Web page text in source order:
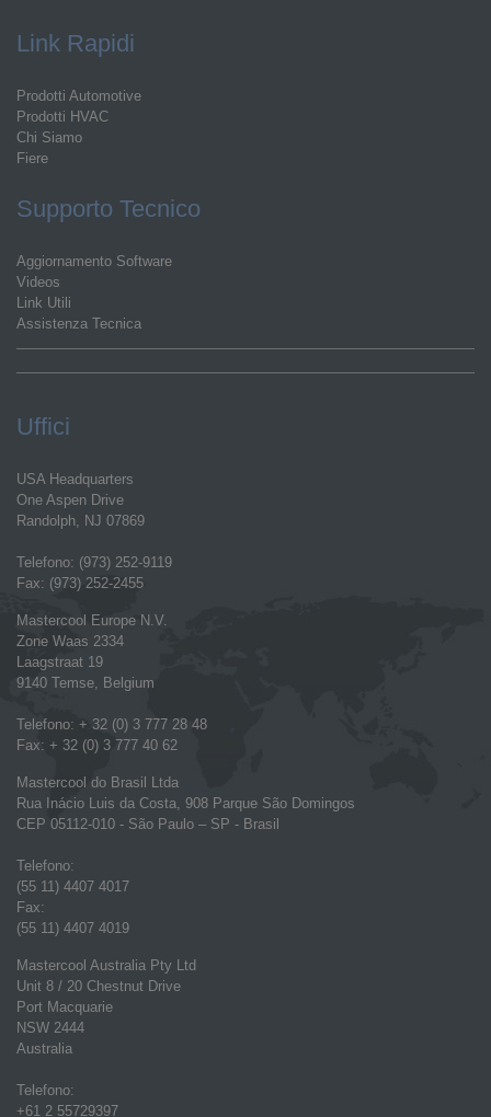
Link Rapidi
Prodotti Automotive
Prodotti HVAC
Chi Siamo
Fiere
Supporto Tecnico
Aggiornamento Software
Videos
Link Utili
Assistenza Tecnica
Uffici
USA Headquarters
One Aspen Drive
Randolph, NJ 07869
Telefono: (973) 252-9119
Fax: (973) 252-2455
Mastercool Europe N.V.
Zone Waas 2334
Laagstraat 19
9140 Temse, Belgium
Telefono: + 32 (0) 3 777 28 48
Fax: + 32 (0) 3 777 40 62
Mastercool do Brasil Ltda
Rua Inácio Luis da Costa, 908 Parque São Domingos
CEP 05112-010 - São Paulo – SP - Brasil
Telefono:
(55 11) 4407 4017
Fax:
(55 11) 4407 4019
Mastercool Australia Pty Ltd
Unit 8 / 20 Chestnut Drive
Port Macquarie
NSW 2444
Australia
Telefono:
+61 2 55729397